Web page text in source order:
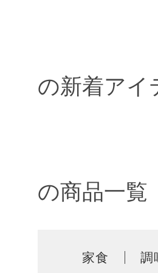
の新着アイ
の商品一覧
家食 調